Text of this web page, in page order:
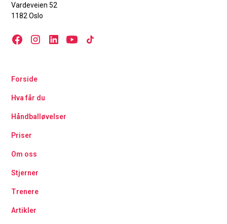
Vardeveien 52
1182 Oslo
Forside
Hva får du
Håndballøvelser
Priser
Om oss
Stjerner
Trenere
Artikler